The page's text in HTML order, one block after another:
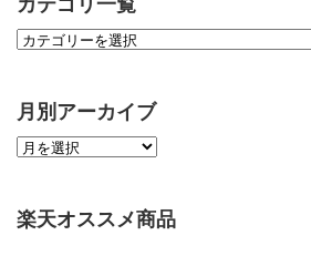
月別アーカイブ
楽天オススメ商品